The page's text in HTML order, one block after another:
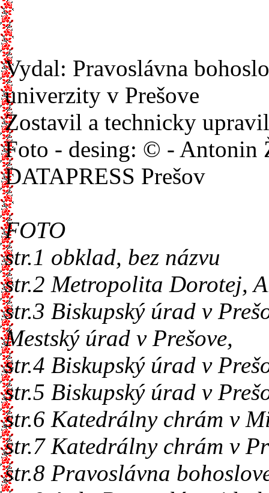
Vydal: Pravoslávna
univerzity v Prešove
Zostavil a technicky
Foto - desing: © - Antonin
DATAPRESS Prešov
FOTO
str.1 obklad, bez názvu
str.2 Metropolita Dorotej,
str.3 Biskupský úrad v
Mestský úrad v Prešove,
str.4 Biskupský úrad v
str.5 Biskupský úrad v
str.6 Katedrálny chrám v
str.7 Katedrálny chrám v
str.8 Pravoslávna